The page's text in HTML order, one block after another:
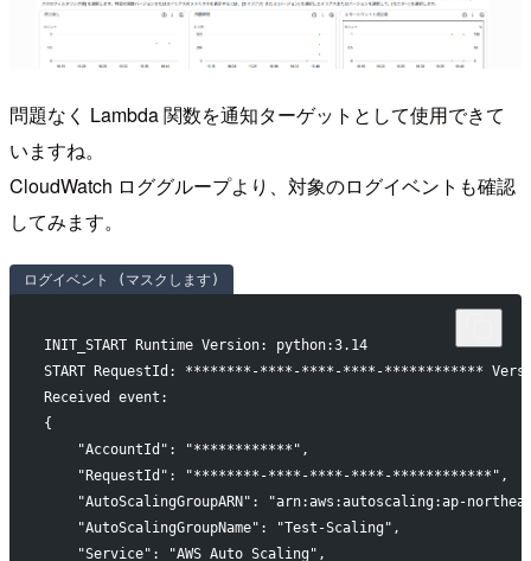
問題なく Lambda 関数を通知ターゲットとして使用できて
いますね。
CloudWatch ロググループより、対象のログイベントも確認
してみます。
ログイベント (マスクします)
INIT_START Runtime Version: python:3.14
START RequestId: ********-****-****-****-************
Received event:
{
    "AccountId": "************",
    "RequestId": "********-****-****-****-************",
"AutoScalingGroupARN": "arn:aws:autoscaling:ap-
    "AutoScalingGroupName": "Test-Scaling",
    "Service": "AWS Auto Scaling",